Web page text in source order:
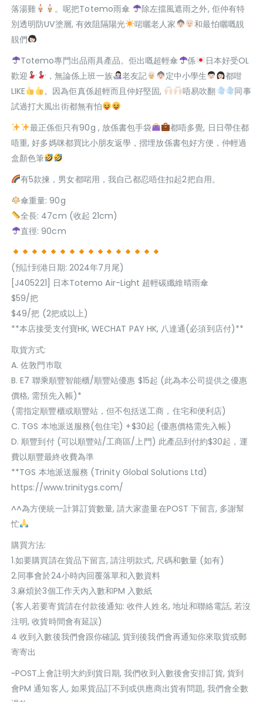
落湯雞
。呢把Totemo雨傘
除左擋風遮雨之外, 佢仲有特
別透明防UV塗層, 有效阻隔陽光
啱曬老人家
和最怕曬嘅靚
靚們
Totemo專門出品雨具產品。佢出嘅超輕傘
係
日本好受OL
歡迎
，無論係上班一族 老友記 定中小學生
都咁
LIKE
。因為佢真係超輕而且仲好堅固, 唔易吹翻
同事
試過打大風出街都無有怕
最正係佢只有90g , 放係書包手袋
都唔多覺, 日日帶住都
唔重, 好多媽咪都買比小朋友返學，摺埋放係書包好方便，仲輕過
盒顏色筆
有5款揀，男女都啱用，我自己都忍唔住扣起2把自用。
傘重量: 90g
全長: 47cm (收起 21cm)
直徑: 90cm
(預計到港日期: 2024年7月尾)
[J405221] 日本Totemo Air-Light 超輕碳纖維晴雨傘
$59/把
$49/把 (2把或以上)
**本店接受支付寶HK, WECHAT PAY HK, 八達通(必須到店付)**
取貨方式:
A. 佐敦門巿取
B. E7 聯乘順豐智能櫃/順豐站優惠 $15起 (此為本公司提供之優惠
價格, 需預先入帳)*
(需指定順豐櫃或順豐站，但不包括送工商，住宅和便利店)
C. TGS 本地派送服務(包住宅) +$30起 (優惠價格需先入帳)
D. 順豐到付 (可以順豐站/工商區/上門) 此產品到付約$30起，運
費以順豐最終收費為準
**TGS 本地派送服務 (Trinity Global Solutions Ltd)
https://www.trinitygs.com/
^^為方便統一計算訂貨數量, 請大家盡量在POST 下留言, 多謝幫
忙
購買方法:
1.如要購買請在貨品下留言, 請注明款式, 尺碼和數量 (如有)
2.同事會於24小時內回覆落單和入數資料
3.麻煩於3個工作天內入數和PM 入數紙
(客人若要寄貨請在付款後通知: 收件人姓名, 地址和聯絡電話, 若沒
注明, 收貨時間會有延誤)
4 收到入數後我們會跟你確認, 貨到後我們會再通知你來取貨或郵
寄寄出
~POST上會註明大約到貨日期, 我們收到入數後會安排訂貨, 貨到
會PM 通知客人, 如果貨品訂不到或供應商出貨有問題, 我們會全數